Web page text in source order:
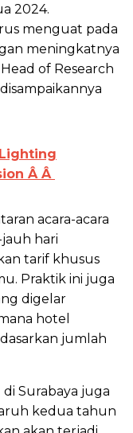
2024.
menguat pada
meningkatnya
of Research
Â Â
acara-acara
hari
tarif khusus
Praktik ini juga
digelar
hotel
jumlah
Surabaya juga
kedua tahun